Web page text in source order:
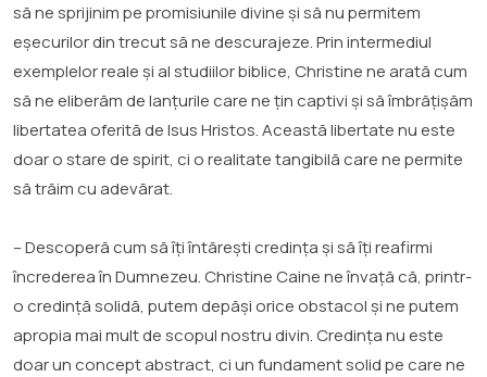
să ne sprijinim pe promisiunile divine și să nu permitem
eșecurilor din trecut să ne descurajeze. Prin intermediul
exemplelor reale și al studiilor biblice, Christine ne arată cum
să ne eliberăm de lanțurile care ne țin captivi și să îmbrățișăm
libertatea oferită de Isus Hristos. Această libertate nu este
doar o stare de spirit, ci o realitate tangibilă care ne permite
să trăim cu adevărat.
– Descoperă cum să îți întărești credința și să îți reafirmi
încrederea în Dumnezeu. Christine Caine ne învață că, printr-
o credință solidă, putem depăși orice obstacol și ne putem
apropia mai mult de scopul nostru divin. Credința nu este
doar un concept abstract, ci un fundament solid pe care ne